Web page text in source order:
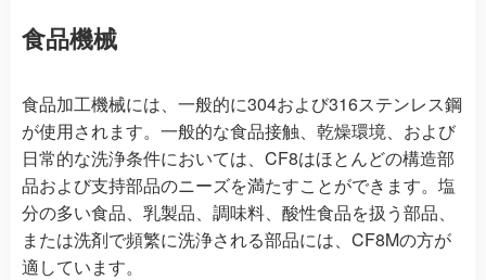
食品機械
食品加工機械には、一般的に304および316ステンレス鋼
が使用されます。一般的な食品接触、乾燥環境、および
日常的な洗浄条件においては、CF8はほとんどの構造部
品および支持部品のニーズを満たすことができます。塩
分の多い食品、乳製品、調味料、酸性食品を扱う部品、
または洗剤で頻繁に洗浄される部品には、CF8Mの方が
適しています。